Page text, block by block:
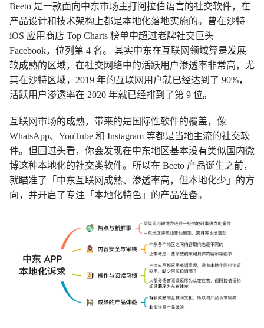
Beeto 是一款面向中东市场主打阿拉伯语言的社交软件，在
产品设计和技术架构上都是本地化落地实施的。曾在沙特
iOS 应用商店 Top Charts 榜单中超过老牌社交巨头
Facebook，位列第 4 名。 其实中东在互联网领域算是发展
较成熟的区域，在社交网络中的活跃用户渗透率非常高，尤
其在沙特区域，2019 年的互联网用户就已经达到了 90%，
活跃用户渗透率在 2020 年就已经排到了第 9 位。
互联网市场的成熟，带来的是国际性软件的覆盖，像
WhatsApp、YouTube 和 Instagram 等都是当地主流的社交软
件。但回过头看，你会发现在中东地区基本没有类似国内微
博这种本地化的社交类软件。所以在 Beeto 产品诞生之前，
就瞄准了「中东互联网成熟、渗透率高，但本地化少」的方
向，并开启了专注「本地化特色」的产品准备。